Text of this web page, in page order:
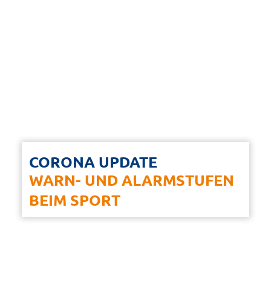
CORONA UPDATE
WARN- UND ALARMSTUFEN
BEIM SPORT